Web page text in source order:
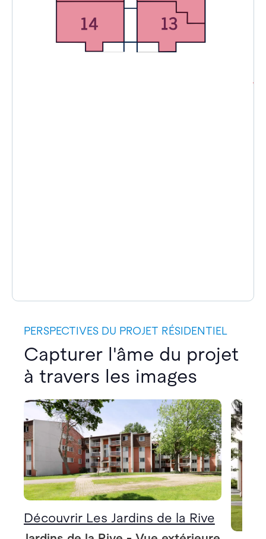
PERSPECTIVES DU PROJET RÉSIDENTIEL
Capturer l'âme du projet
à travers les images
Découvrir Les Jardins de la Rive